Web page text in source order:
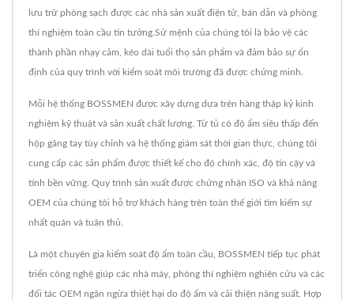
lưu trữ phòng sạch được các nhà sản xuất điện tử, bán dẫn và phòng
thí nghiệm toàn cầu tin tưởng.Sứ mệnh của chúng tôi là bảo vệ các
thành phần nhạy cảm, kéo dài tuổi thọ sản phẩm và đảm bảo sự ổn
định của quy trình với kiểm soát môi trường đã được chứng minh.
Mỗi hệ thống BOSSMEN được xây dựng dựa trên hàng thập kỷ kinh
nghiệm kỹ thuật và sản xuất chất lượng. Từ tủ có độ ẩm siêu thấp đến
hộp găng tay tùy chỉnh và hệ thống giám sát thời gian thực, chúng tôi
cung cấp các sản phẩm được thiết kế cho độ chính xác, độ tin cậy và
tính bền vững. Quy trình sản xuất được chứng nhận ISO và khả năng
OEM của chúng tôi hỗ trợ khách hàng trên toàn thế giới tìm kiếm sự
nhất quán và tuân thủ.
Là một chuyên gia kiểm soát độ ẩm toàn cầu, BOSSMEN tiếp tục phát
triển công nghệ giúp các nhà máy, phòng thí nghiệm nghiên cứu và các
đối tác OEM ngăn ngừa thiệt hại do độ ẩm và cải thiện năng suất. Hợp